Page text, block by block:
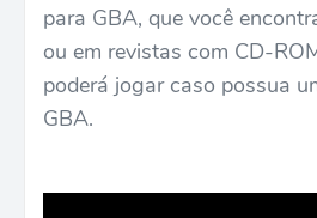
para GBA, que você
ou em revistas com CD-
poderá jogar caso possua
GBA.